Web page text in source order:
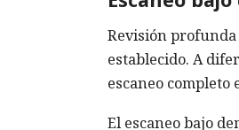
Revisión
establecido. A
escaneo completo
El escaneo bajo